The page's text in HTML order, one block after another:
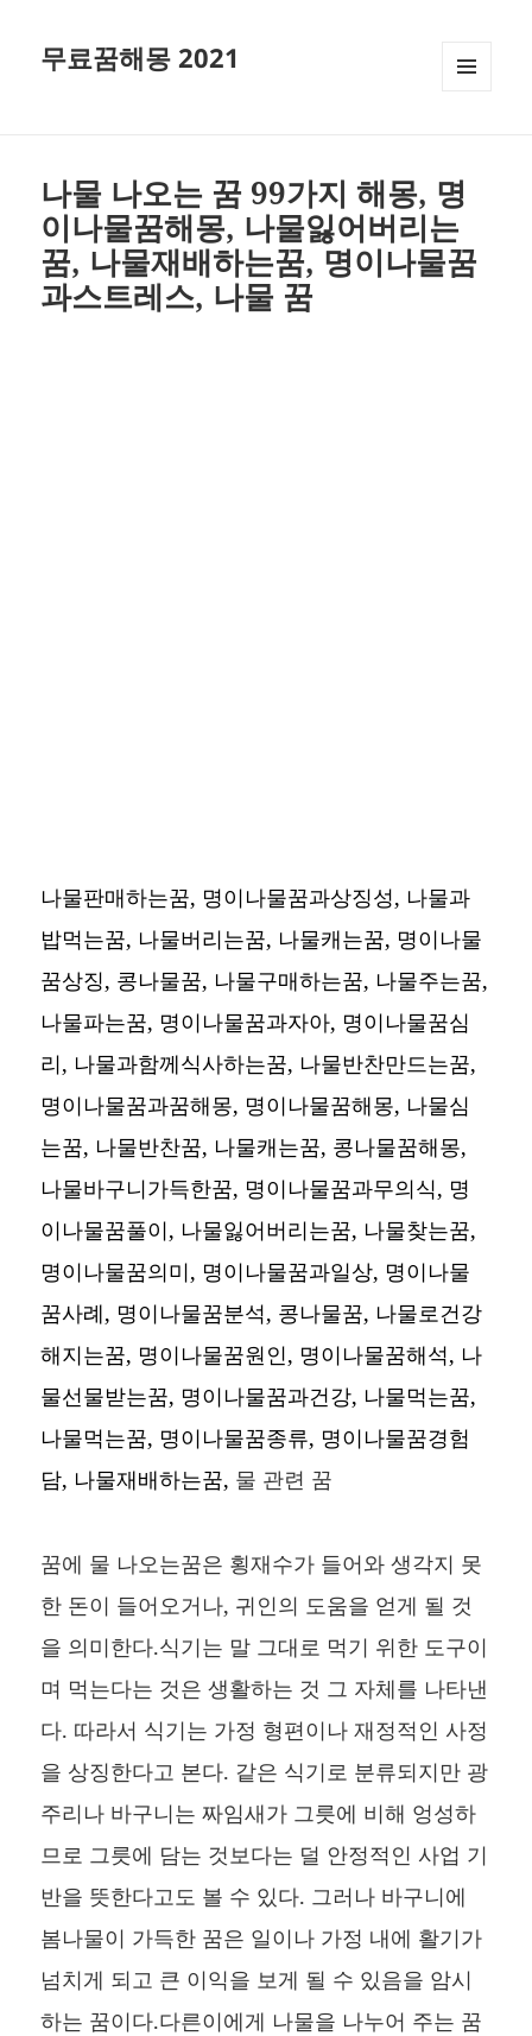
무료꿈해몽 2021
나물 나오는 꿈 99가지 해몽, 명
이나물꿈해몽, 나물잃어버리는
꿈, 나물재배하는꿈, 명이나물꿈
과스트레스, 나물 꿈
나물판매하는꿈, 명이나물꿈과상징성, 나물과
밥먹는꿈, 나물버리는꿈, 나물캐는꿈, 명이나물
꿈상징, 콩나물꿈, 나물구매하는꿈, 나물주는꿈,
나물파는꿈, 명이나물꿈과자아, 명이나물꿈심
리, 나물과함께식사하는꿈, 나물반찬만드는꿈,
명이나물꿈과꿈해몽, 명이나물꿈해몽, 나물심
는꿈, 나물반찬꿈, 나물캐는꿈, 콩나물꿈해몽,
나물바구니가득한꿈, 명이나물꿈과무의식, 명
이나물꿈풀이, 나물잃어버리는꿈, 나물찾는꿈,
명이나물꿈의미, 명이나물꿈과일상, 명이나물
꿈사례, 명이나물꿈분석, 콩나물꿈, 나물로건강
해지는꿈, 명이나물꿈원인, 명이나물꿈해석, 나
물선물받는꿈, 명이나물꿈과건강, 나물먹는꿈,
나물먹는꿈, 명이나물꿈종류, 명이나물꿈경험
담, 나물재배하는꿈, 물 관련 꿈
꿈에 물 나오는꿈은 횡재수가 들어와 생각지 못
한 돈이 들어오거나, 귀인의 도움을 얻게 될 것
을 의미한다.식기는 말 그대로 먹기 위한 도구이
며 먹는다는 것은 생활하는 것 그 자체를 나타낸
다. 따라서 식기는 가정 형편이나 재정적인 사정
을 상징한다고 본다. 같은 식기로 분류되지만 광
주리나 바구니는 짜임새가 그릇에 비해 엉성하
므로 그릇에 담는 것보다는 덜 안정적인 사업 기
반을 뜻한다고도 볼 수 있다. 그러나 바구니에
봄나물이 가득한 꿈은 일이나 가정 내에 활기가
넘치게 되고 큰 이익을 보게 될 수 있음을 암시
하는 꿈이다.다른이에게 나물을 나누어 주는 꿈